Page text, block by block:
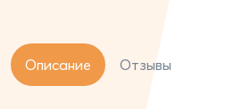
Описание Отзывы